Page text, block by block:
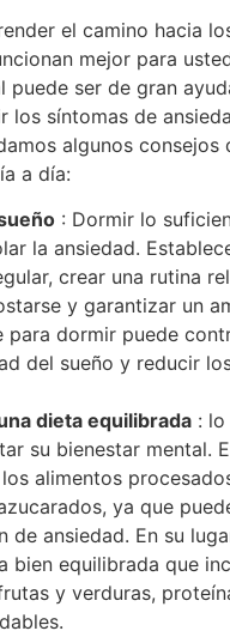
el camino hacia
mejor para
puede ser de gran
los síntomas de
algunos consejos
a día:
: Dormir lo
la ansiedad.
crear una rutina
y garantizar un
dormir puede
del sueño y reducir
dieta equilibrada :
su bienestar mental.
alimentos
ya que
de ansiedad. En su
bien equilibrada que
y verduras,